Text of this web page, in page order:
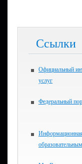
Ссылки
Официальный
услуг
Федеральный